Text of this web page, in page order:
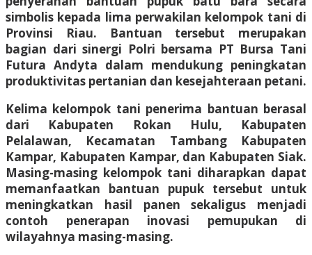
simbolis kepada lima perwakilan kelompok tani di
Provinsi Riau. Bantuan tersebut merupakan
bagian dari sinergi Polri bersama PT Bursa Tani
Futura Andyta dalam mendukung peningkatan
produktivitas pertanian dan kesejahteraan petani.
Kelima kelompok tani penerima bantuan berasal
dari Kabupaten Rokan Hulu, Kabupaten
Pelalawan, Kecamatan Tambang Kabupaten
Kampar, Kabupaten Kampar, dan Kabupaten Siak.
Masing-masing kelompok tani diharapkan dapat
memanfaatkan bantuan pupuk tersebut untuk
meningkatkan hasil panen sekaligus menjadi
contoh penerapan inovasi pemupukan di
wilayahnya masing-masing.